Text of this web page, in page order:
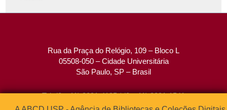
Rua da Praça do Relógio, 109 – Bloco L
05508-050 – Cidade Universitária
São Paulo, SP – Brasil
Tel: (0xx11) 3091-4195 / (0xx11) 3091-1541
Fax: (0xx11) 3091-1567